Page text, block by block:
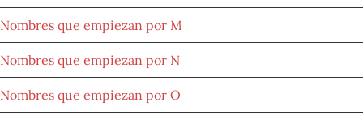
Nombres que empiezan por M
Nombres que empiezan por N
Nombres que empiezan por O